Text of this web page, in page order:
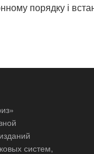
порядку і
систем,